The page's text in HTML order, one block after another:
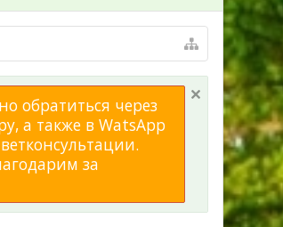
обратиться через
а также в WatsApp
за